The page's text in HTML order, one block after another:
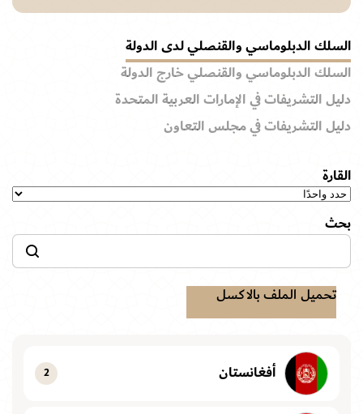
السلك الدبلوماسي والقنصلي لدى الدولة
السلك الدبلوماسي والقنصلي خارج الدولة
دليل التشريفات في الإمارات العربية المتحدة
دليل التشريفات في مجلس التعاون
القارة
بحث
تحميل الملف بالاكسل
أفغانستان 2